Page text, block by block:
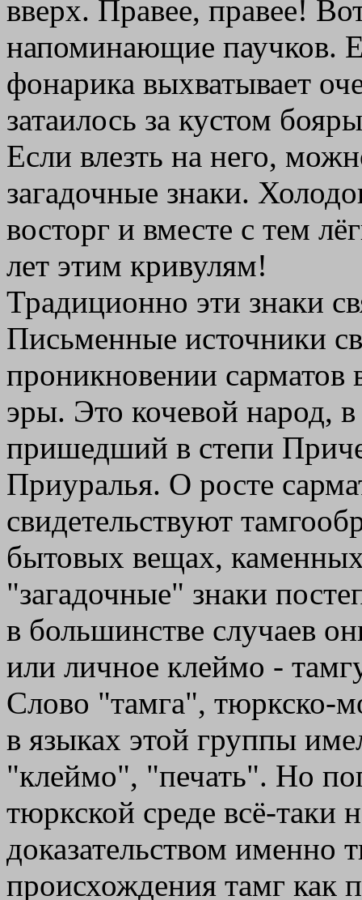
вверх. Правее, правее!
напоминающие паучков.
фонарика выхватывает
затаилось за кустом
Если влезть на него,
загадочные знаки.
восторг и вместе с тем
лет этим кривулям!
Традиционно эти знаки
Письменные источники
проникновении
эры. Это кочевой народ,
пришедший в степи
Приуралья. О росте
свидетельствуют
бытовых вещах,
"загадочные" знаки
в большинстве случаев
или личное клеймо -
Слово "тамга", тюркско-
в языках этой группы
"клеймо", "печать". Но
тюркской среде всё-таки
доказательством именно
происхождения тамг как